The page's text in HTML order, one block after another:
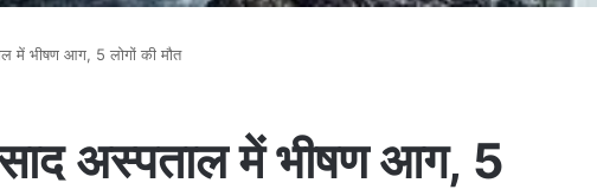
में भीषण आग, 5 लोगों की मौत
अस्पताल में भीषण आग, 5